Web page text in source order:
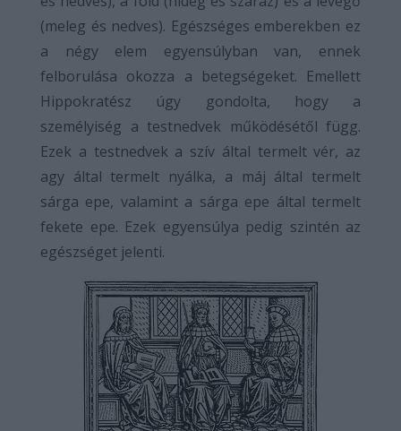
(meleg és nedves). Egészséges emberekben ez
a négy elem egyensúlyban van, ennek
felborulása okozza a betegségeket. Emellett
Hippokratész úgy gondolta, hogy a
személyiség a testnedvek működésétől függ.
Ezek a testnedvek a szív által termelt vér, az
agy által termelt nyálka, a máj által termelt
sárga epe, valamint a sárga epe által termelt
fekete epe. Ezek egyensúlya pedig szintén az
egészséget jelenti.